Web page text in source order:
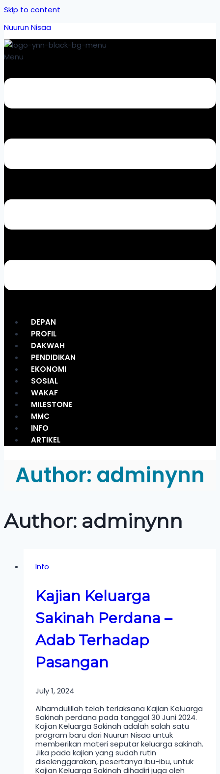
Skip to content
Nuurun Nisaa
Menu
DEPAN
PROFIL
DAKWAH
PENDIDIKAN
EKONOMI
SOSIAL
WAKAF
MILESTONE
MMC
INFO
ARTIKEL
Author: adminynn
Author: adminynn
Info
Kajian Keluarga
Sakinah Perdana –
Adab Terhadap
Pasangan
July 1, 2024
Alhamdulillah telah terlaksana Kajian Keluarga
Sakinah perdana pada tanggal 30 Juni 2024.
Kajian Keluarga Sakinah adalah salah satu
program baru dari Nuurun Nisaa untuk
memberikan materi seputar keluarga sakinah.
Jika pada kajian yang sudah rutin
diselenggarakan, pesertanya ibu-ibu, untuk
Kajian Keluarga Sakinah dihadiri juga oleh